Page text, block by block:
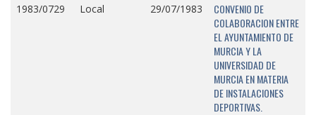
1983/0729 Local 29/07/1983
CONVENIO DE
COLABORACION ENTRE
EL AYUNTAMIENTO DE
MURCIA Y LA
UNIVERSIDAD DE
MURCIA EN MATERIA
DE INSTALACIONES
DEPORTIVAS.